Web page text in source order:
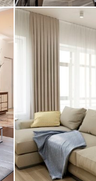
Дизайн
выполненный
квартира, 69 м
Современный